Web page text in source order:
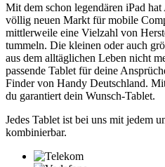
Mit dem schon legendären iPad
völlig neuen Markt für mobile
mittlerweile eine Vielzahl von
tummeln. Die kleinen oder auch
aus dem alltäglichen Leben nicht
passende Tablet für deine
Finder von Handy Deutschland.
du garantiert dein Wunsch-Tablet.
Jedes Tablet ist bei uns mit jedem
kombinierbar.